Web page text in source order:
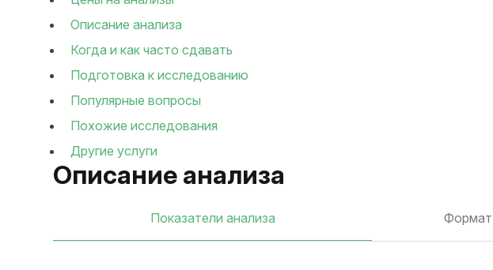
Описание анализа
Показатели анализа Формат
Описание анализа
Когда и как часто сдавать
Подготовка к исследованию
Популярные вопросы
Похожие исследования
Другие услуги